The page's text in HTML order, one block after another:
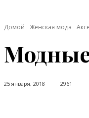
Домой Женская мода
25 января, 2018 2961